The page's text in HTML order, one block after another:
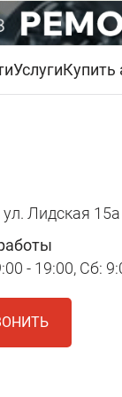
УслугиКупить
ул. Лидская 15а
- 19:00, Сб: